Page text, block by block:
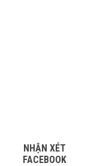
NHẬN XÉT
FACEBOOK